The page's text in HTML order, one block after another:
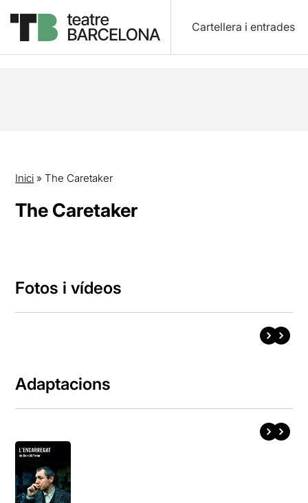
Cartellera i entrades
Inici »The Caretaker
The Caretaker
Fotos i vídeos
Adaptacions